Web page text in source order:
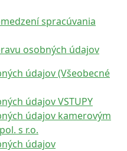
spracúvania
osobných údajov
údajov (Všeobecné
údajov VSTUPY
údajov kamerovým
s r.o.
údajov